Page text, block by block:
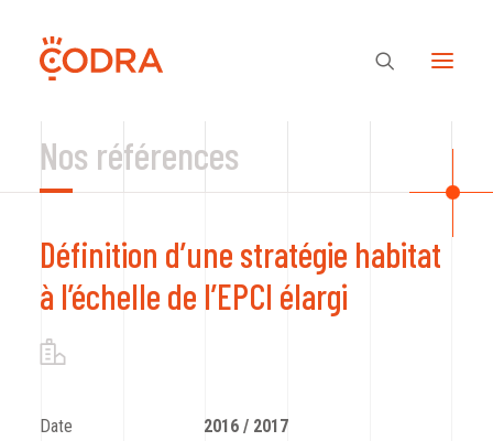
Des valeurs, une équipe
Nos savoir-faire
Notre regard
Nos références
Nos références
Définition d’une stratégie habitat
à l’échelle de l’EPCI élargi
Date
2016 / 2017